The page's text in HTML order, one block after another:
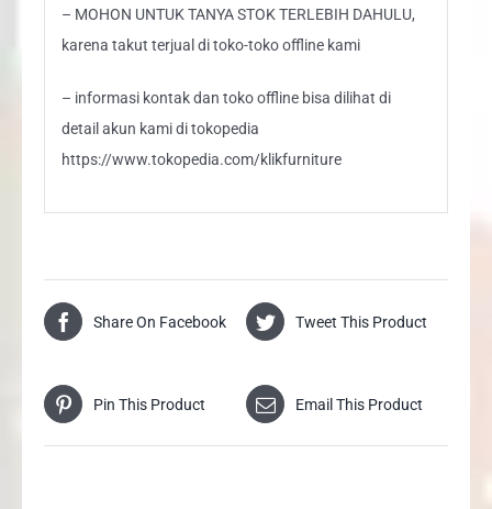
– MOHON UNTUK TANYA STOK TERLEBIH DAHULU,
karena takut terjual di toko-toko offline kami
– informasi kontak dan toko offline bisa dilihat di
detail akun kami di tokopedia
https://www.tokopedia.com/klikfurniture
Share On Facebook Tweet This Product
Pin This Product Email This Product